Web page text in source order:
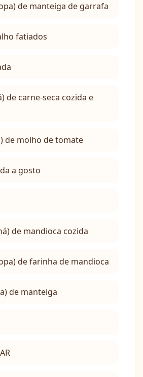
de manteiga de garrafa
fatiados
de carne-seca cozida e
de molho de tomate
a gosto
de mandioca cozida
de farinha de mandioca
de manteiga